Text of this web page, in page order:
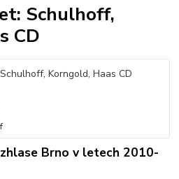
Schulhoff,
CD
Brno v letech 2010-